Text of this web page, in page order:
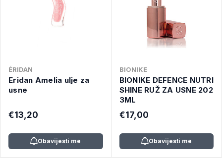
ÉRIDAN
Eridan Amelia ulje za
usne
€13,20
Obavijesti me
BIONIKE
BIONIKE DEFENCE NUTRI
SHINE RUŽ ZA USNE 202
3ML
€17,00
Obavijesti me